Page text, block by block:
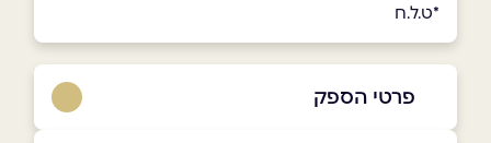
*ט.ל.ח
פרטי הספק